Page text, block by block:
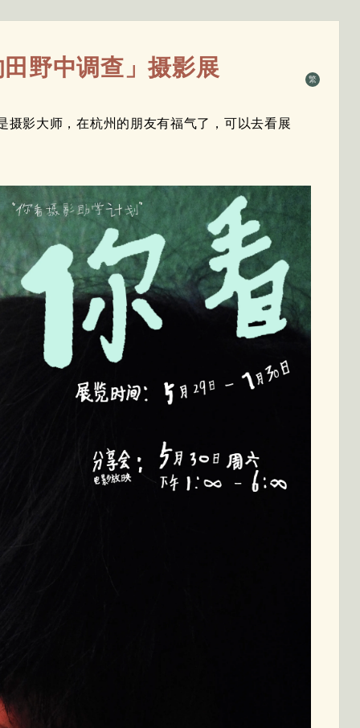
繁
野中调查」摄影展
影大师，在杭州的朋友有福气了，可以去看展